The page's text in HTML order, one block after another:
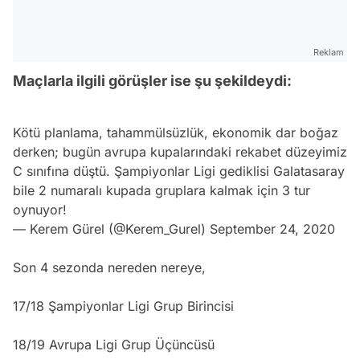
Reklam
Maçlarla ilgili görüşler ise şu şekildeydi:
Kötü planlama, tahammülsüzlük, ekonomik dar boğaz
derken; bugün avrupa kupalarındaki rekabet düzeyimiz
C sınıfına düştü. Şampiyonlar Ligi gediklisi Galatasaray
bile 2 numaralı kupada gruplara kalmak için 3 tur
oynuyor!
— Kerem Gürel (@Kerem_Gurel) September 24, 2020
Son 4 sezonda nereden nereye,
17/18 Şampiyonlar Ligi Grup Birincisi
18/19 Avrupa Ligi Grup Üçüncüsü